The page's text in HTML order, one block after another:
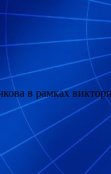
в рамках